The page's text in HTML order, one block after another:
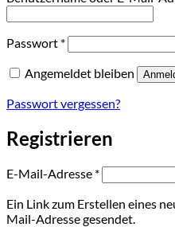
Passwort *Erforderlich
Angemeldet bleiben
Passwort vergessen?
Registrieren
E-Mail-Adresse *Erforderlich
Ein Link zum Erstellen eines
Mail-Adresse gesendet.